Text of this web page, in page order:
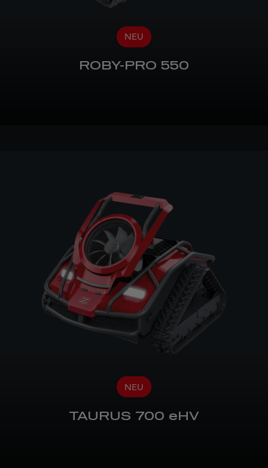
NEU
ROBY-PRO 550
NEU
TAURUS 700 eHV